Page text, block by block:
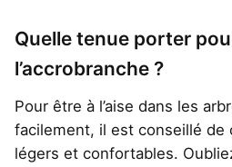
Quelle tenue porter
l’accrobranche ?
Pour être à l’aise dans les
facilement, il est conseillé de
légers et confortables.